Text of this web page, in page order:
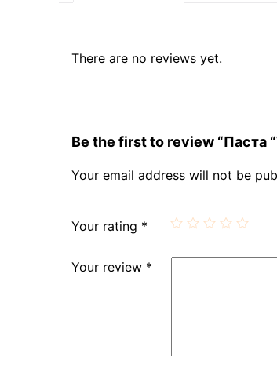
There are no reviews yet.
Be the first to review “Паста
Your email address will not be
Your rating *
Your review *